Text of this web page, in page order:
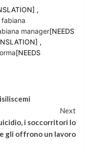
,
fabiana
manager[NEEDS
,
[NEEDS
Next
i soccorritori lo
gli offrono un lavoro